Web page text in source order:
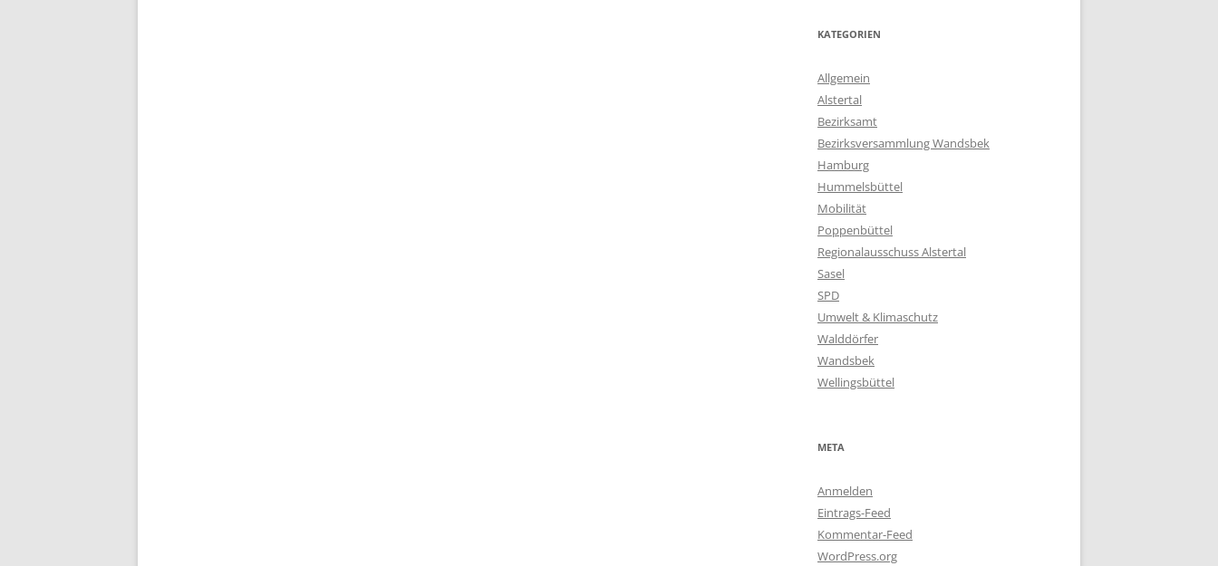
KATEGORIEN
Allgemein
Alstertal
Bezirksamt
Bezirksversammlung Wandsbek
Hamburg
Hummelsbüttel
Mobilität
Poppenbüttel
Regionalausschuss Alstertal
Sasel
SPD
Umwelt & Klimaschutz
Walddörfer
Wandsbek
Wellingsbüttel
META
Anmelden
Eintrags-Feed
Kommentar-Feed
WordPress.org